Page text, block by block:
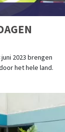
2023 brengen
het hele land.